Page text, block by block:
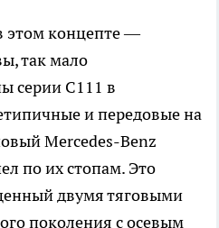
этом концепте —
так мало
серии C111 в
и передовые на
Mercedes-Benz
по их стопам. Это
двумя тяговыми
поколения с осевым